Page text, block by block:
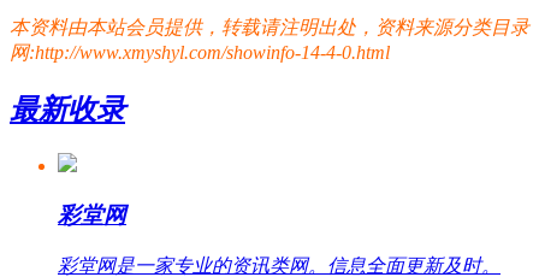
本资料由本站会员提供，转载请注明出处，资料来源分类目录
网:http://www.xmyshyl.com/showinfo-14-4-0.html
最新收录
彩堂网
彩堂网是一家专业的资讯类网。信息全面更新及时。